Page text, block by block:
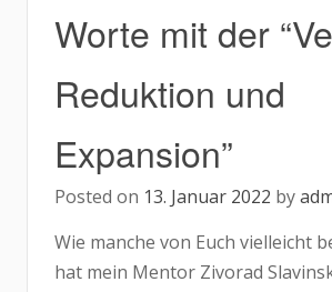
Worte mit der
Reduktion und
Expansion”
Posted on 13. Januar 2022 by
Wie manche von Euch vielleicht
hat mein Mentor Zivorad